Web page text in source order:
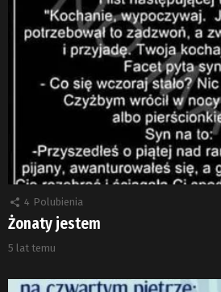
4 Polubienia
Żonaty jestem
5 lat temu